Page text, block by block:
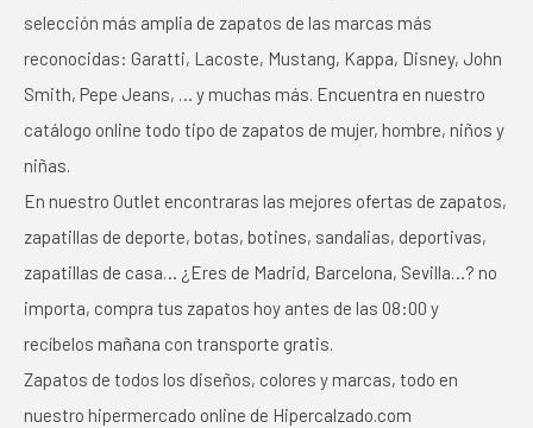
selección más amplia de zapatos de las marcas más
reconocidas: Garatti, Lacoste, Mustang, Kappa, Disney, John
Smith, Pepe Jeans, … y muchas más. Encuentra en nuestro
catálogo online todo tipo de zapatos de mujer, hombre, niños y
niñas.
En nuestro Outlet encontraras las mejores ofertas de zapatos,
zapatillas de deporte, botas, botines, sandalias, deportivas,
zapatillas de casa… ¿Eres de Madrid, Barcelona, Sevilla…? no
importa, compra tus zapatos hoy antes de las 08:00 y
recíbelos mañana con transporte gratis.
Zapatos de todos los diseños, colores y marcas, todo en
nuestro hipermercado online de Hipercalzado.com